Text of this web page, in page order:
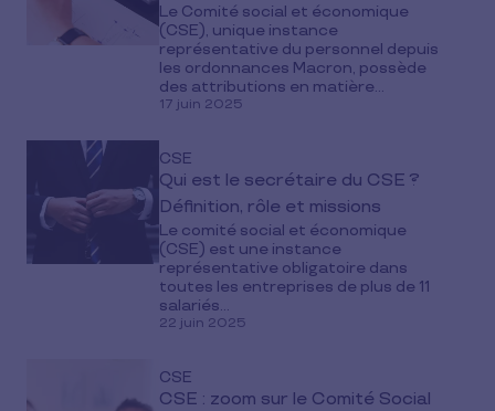
Le Comité social et économique
(CSE), unique instance
représentative du personnel depuis
les ordonnances Macron, possède
des attributions en matière...
17 juin 2025
CSE
Qui est le secrétaire du CSE ?
Définition, rôle et missions
Le comité social et économique
(CSE) est une instance
représentative obligatoire dans
toutes les entreprises de plus de 11
salariés...
22 juin 2025
CSE
CSE : zoom sur le Comité Social